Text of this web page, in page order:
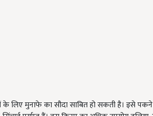
लिए मुनाफे का सौदा साबित हो सकती है। इसे